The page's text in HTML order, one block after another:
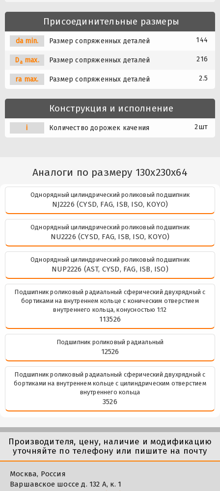
Присоединительные размеры
da min. Размер сопряженных деталей 144
Damax. Размер сопряженных деталей 216
ra max. Размер сопряженных деталей 2.5
Конструкция и исполнение
i Количество дорожек качения 2шт
Аналоги по размеру 130x230x64
Однорядный цилиндрический роликовый подшипник
NJ2226 (CYSD, FAG, ISB, ISO, KOYO)
Однорядный цилиндрический роликовый подшипник
NU2226 (CYSD, FAG, ISB, ISO, KOYO)
Однорядный цилиндрический роликовый подшипник
NUP2226 (AST, CYSD, FAG, ISB, ISO)
Подшипник роликовый радиальный сферический двухрядный с
бортиками на внутреннем кольце с коническим отверстием
внутреннего кольца, конусностью 1:12
113526
Подшипник роликовый радиальный
12526
Подшипник роликовый радиальный сферический двухрядный с
бортиками на внутреннем кольце с цилиндрическим отверстием
внутреннего кольца
3526
Производителя, цену, наличие и модификацию
уточняйте по телефону или пишите на почту
Москва, Россия
Варшавское шоссе д. 132 А, к. 1